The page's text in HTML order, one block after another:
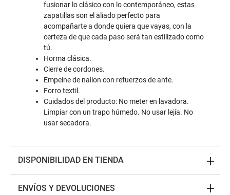
fusionar lo clásico con lo contemporáneo, estas
zapatillas son el aliado perfecto para
acompañarte a donde quiera que vayas, con la
certeza de que cada paso será tan estilizado como
tú.
Horma clásica.
Cierre de cordones.
Empeine de nailon con refuerzos de ante.
Forro textil.
Cuidados del producto: No meter en lavadora.
Limpiar con un trapo húmedo. No usar lejía. No
usar secadora.
DISPONIBILIDAD EN TIENDA
ENVÍOS Y DEVOLUCIONES